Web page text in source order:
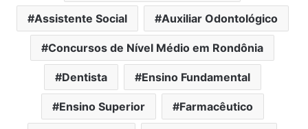
Assistente Social Auxiliar Odontológico
Concursos de Nível Médio em Rondônia
Dentista Ensino Fundamental
Ensino Superior Farmacêutico